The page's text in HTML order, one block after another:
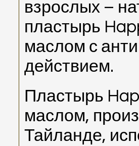
взрослых –
пластырь
маслом с
действием.
Пластырь
маслом,
Тайланде,